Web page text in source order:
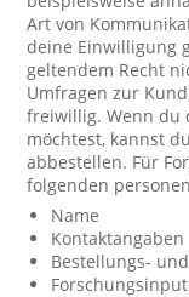
Art von
deine Einwilligung
geltendem Recht
Umfragen zur
freiwillig. Wenn du
möchtest, kannst
abbestellen. Für
folgenden
Name
Kontaktangaben
Bestellungs-
Forschungsinput